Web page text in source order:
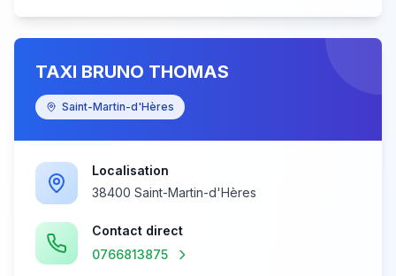
TAXI BRUNO THOMAS
Saint-Martin-d'Hères
Localisation
38400 Saint-Martin-d'Hères
Contact direct
0766813875